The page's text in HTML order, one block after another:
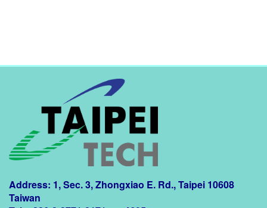
Address: 1, Sec. 3, Zhongxiao E. Rd., Taipei 10608
Taiwan